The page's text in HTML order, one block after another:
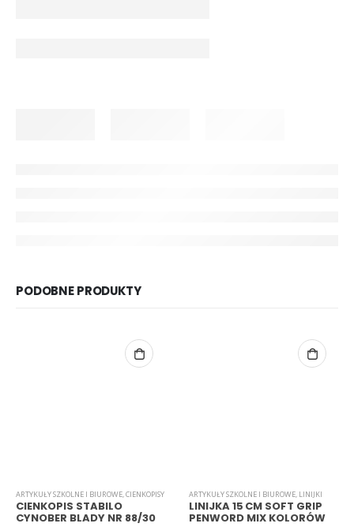
PODOBNE PRODUKTY
ARTYKUŁY SZKOLNE I BIUROWE,CIENKOPISY
CIENKOPIS STABILO
CYNOBER BLADY NR 88/30
ARTYKUŁY SZKOLNE I BIUROWE, LINIJKI
LINIJKA 15 CM SOFT GRIP
PENWORD MIX KOLORÓW